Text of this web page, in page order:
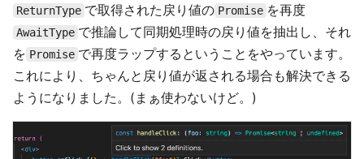
ReturnType で取得された戻り値の Promise を再度
AwaitType で推論して同期処理時の戻り値を抽出し、それ
を Promise で再度ラップするということをやっています。
これにより、ちゃんと戻り値が返される場合も解決できる
ようになりました。(まぁ使わないけど。)